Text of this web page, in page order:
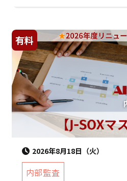
有料
2026年8月18日（火）
内部監査